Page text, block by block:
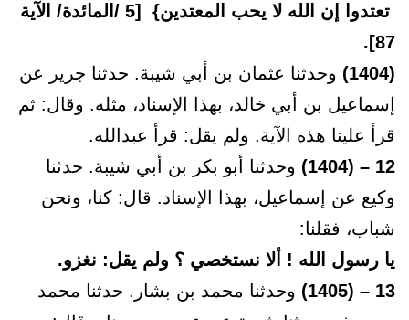
تعتدوا إن الله لا يحب المعتدين} [5 /المائدة/ الآية
87].
(1404)
وحدثنا عثمان بن أبي شيبة. حدثنا جرير عن
إسماعيل بن أبي خالد، بهذا الإسناد، مثله. وقال: ثم
قرأ علينا هذه الآية. ولم يقل: قرأ عبدالله.
12 – (1404)
وحدثنا أبو بكر بن أبي شيبة. حدثنا
وكيع عن إسماعيل، بهذا الإسناد. قال: كنا، ونحن
شباب، فقلنا:
يا رسول الله ! ألا نستخصي ؟ ولم يقل: نغزو.
13 – (1405)
وحدثنا محمد بن بشار. حدثنا محمد